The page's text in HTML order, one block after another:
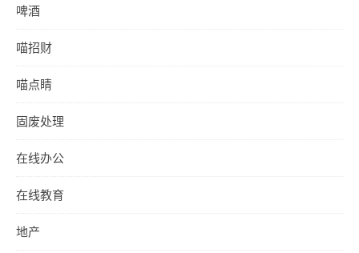
啤酒
喵招财
喵点睛
固废处理
在线办公
在线教育
地产